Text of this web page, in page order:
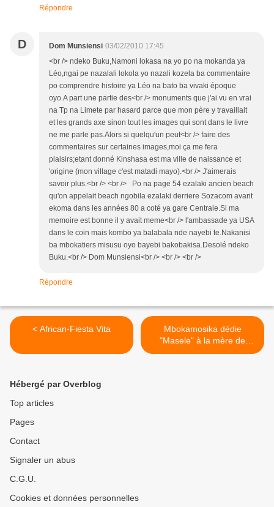
Répondre
D Dom Munsiensi 03/02/2010 17:45
<br /> ndeko Buku,Namoni lokasa na yo po na mokanda ya
Léo,ngai pe nazalali lokola yo nazali kozela ba commentaire
po comprendre histoire ya Léo na bato ba vivaki époque
oyo.A part une partie des<br /> monuments que j'ai vu en vrai
na Tp na Limete par hasard parce que mon père y travaillait
et les grands axe sinon tout les images qui sont dans le livre
ne me parle pas.Alors si quelqu'un peut<br /> faire des
commentaires sur certaines images,moi ça me fera
plaisirs;etant donné Kinshasa est ma ville de naissance et
'origine (mon village c'est matadi mayo).<br /> J'aimerais
savoir plus.<br /> <br /> Po na page 54 ezalaki ancien beach
qu'on appelait beach ngobila ezalaki derriere Sozacom avant
ekoma dans les années 80 a coté ya gare Centrale.Si ma
memoire est bonne il y avait meme<br /> l'ambassade ya USA
dans le coin mais kombo ya balabala nde nayebi te.Nakanisi
ba mbokatiers misusu oyo bayebi bakobakisa.Desolé ndeko
Buku.<br /> Dom Munsiensi<br /> <br /> <br />
Répondre
< African-Fiesta Vita
Mbokamosika dédie
"Masele" à la mère de
Steph >
Hébergé par Overblog
Top articles
Pages
Contact
Signaler un abus
C.G.U.
Cookies et données personnelles